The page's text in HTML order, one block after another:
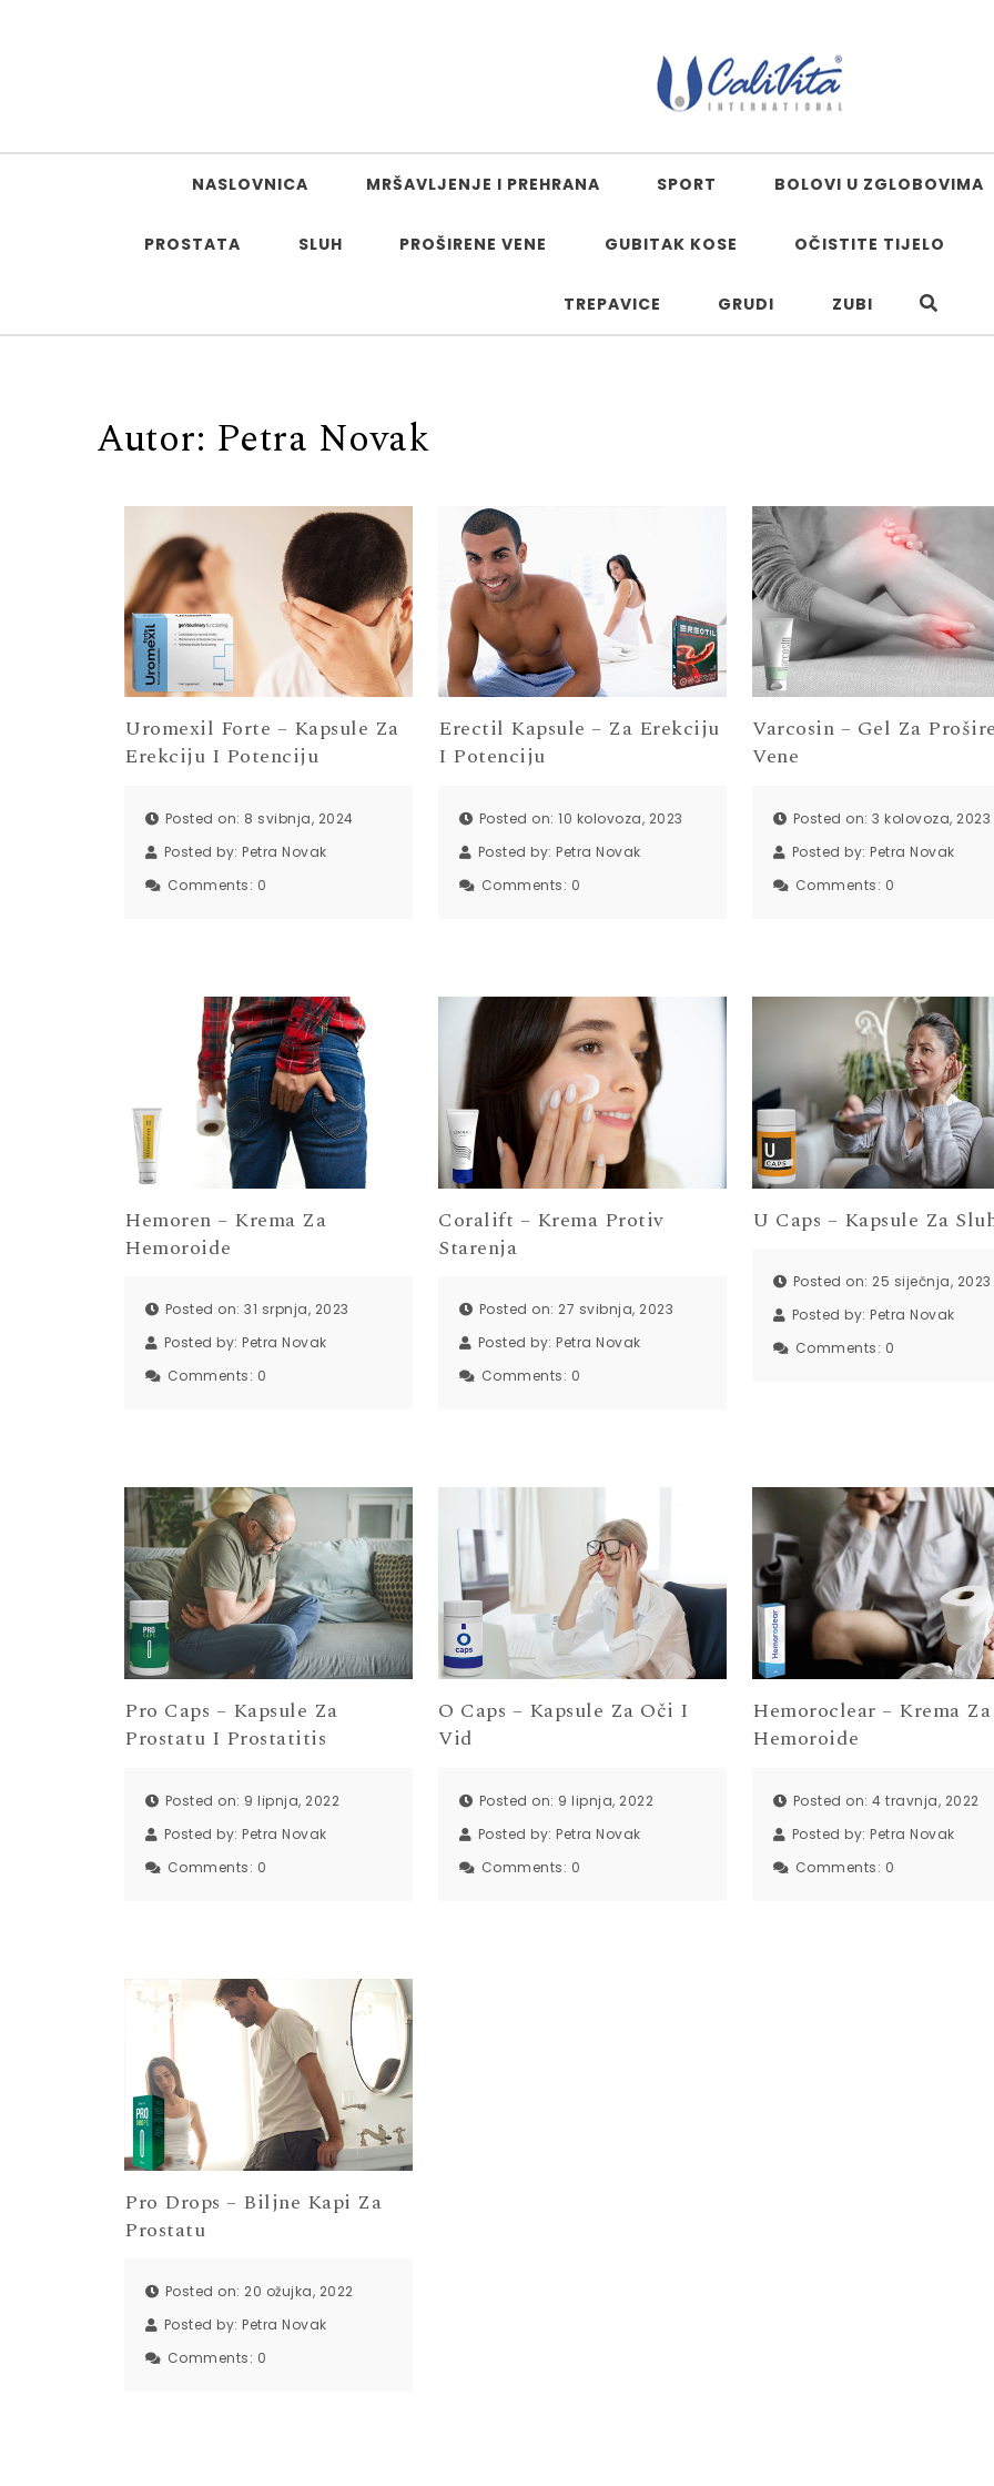
NASLOVNICA MRŠAVLJENJE I PREHRANA SPORT BOLOVI U ZGLOBOVIMA
PROSTATA SLUH PROŠIRENE VENE GUBITAK KOSE OČISTITE TIJELO
TREPAVICE GRUDI ZUBI
Autor: Petra Novak
Uromexil Forte – Kapsule Za
Erekciju I Potenciju
Posted on: 8 svibnja, 2024
Posted by: Petra Novak
Comments: 0
Erectil Kapsule – Za Erekciju
I Potenciju
Posted on: 10 kolovoza, 2023
Posted by:Petra Novak
Comments: 0
Varcosin – Gel Za
Vene
Posted on: 3 kolovoza, 2023
Posted by:Petra Novak
Comments: 0
Hemoren – Krema Za
Hemoroide
Posted on: 31 srpnja, 2023
Posted by: Petra Novak
Comments: 0
Coralift – Krema Protiv
Starenja
Posted on: 27 svibnja, 2023
Posted by:Petra Novak
Comments: 0
U Caps – Kapsule Za
Posted on: 25 siječnja, 2023
Posted by:Petra Novak
Comments: 0
Pro Caps – Kapsule Za
Prostatu I Prostatitis
Posted on: 9 lipnja, 2022
Posted by: Petra Novak
Comments: 0
O Caps – Kapsule Za Oči I
Vid
Posted on: 9 lipnja, 2022
Posted by:Petra Novak
Comments: 0
Hemoroclear – Krema Za
Hemoroide
Posted on: 4 travnja, 2022
Posted by:Petra Novak
Comments: 0
Pro Drops – Biljne Kapi Za
Prostatu
Posted on: 20 ožujka, 2022
Posted by: Petra Novak
Comments: 0